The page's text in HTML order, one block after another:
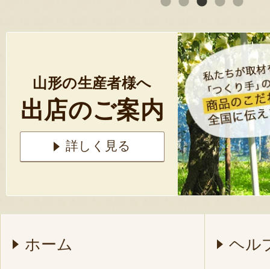
山形の生産者様へ
出店のご案内
詳しく見る
ホーム ヘル